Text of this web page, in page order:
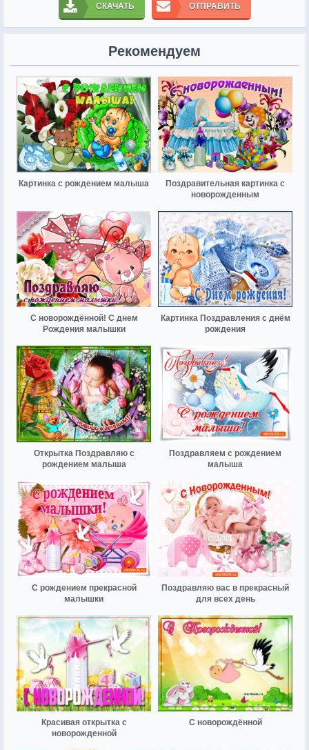
СКАЧАТЬ ОТПРАВИТЬ
Рекомендуем
Картинка с рождением малыша
Поздравительная картинка с
новорожденным
С новорождённой! С днем
Рождения малышки
Картинка Поздравления с днём
рождения
Открытка Поздравляю с
рождением малыша
Поздравляем с рождением
малыша
С рождением прекрасной
малышки
Поздравляю вас в прекрасный
для всех день
Красивая открытка с
новорожденной
С новорождённой